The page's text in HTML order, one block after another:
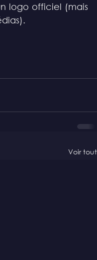
logo officiel (mais
Voir tout